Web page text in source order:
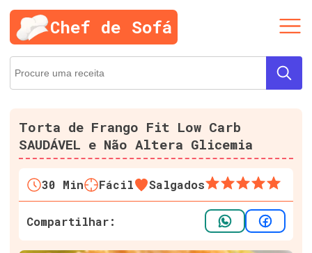
Chef de Sofá
Torta de Frango Fit Low Carb
SAUDÁVEL e Não Altera Glicemia
30 Min Fácil Salgados
Compartilhar: